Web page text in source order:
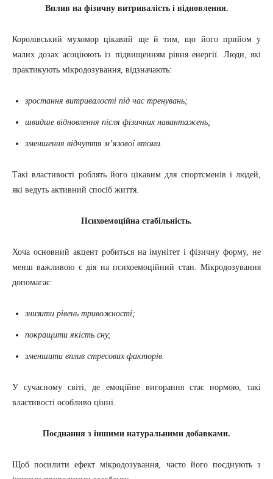
Вплив на фізичну витривалість і відновлення.
Королівський мухомор цікавий ще й тим, що його прийом у
малих дозах асоціюють із підвищенням рівня енергії. Люди, які
практикують мікродозування, відзначають:
зростання витривалості під час тренувань;
швидше відновлення після фізичних навантажень;
зменшення відчуття м’язової втоми.
Такі властивості роблять його цікавим для спортсменів і людей,
які ведуть активний спосіб життя.
Психоемоційна стабільність.
Хоча основний акцент робиться на імунітет і фізичну форму, не
менш важливою є дія на психоемоційний стан. Мікродозування
допомагає:
знизити рівень тривожності;
покращити якість сну;
зменшити вплив стресових факторів.
У сучасному світі, де емоційне вигорання стає нормою, такі
властивості особливо цінні.
Поєднання з іншими натуральними добавками.
Щоб посилити ефект мікродозування, часто його поєднують з